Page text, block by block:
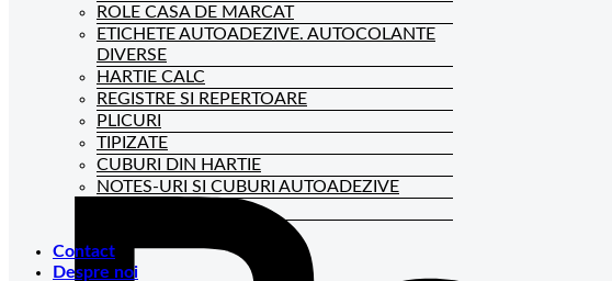
ROLE CASA DE MARCAT
ETICHETE AUTOADEZIVE. AUTOCOLANTE
DIVERSE
HARTIE CALC
REGISTRE SI REPERTOARE
PLICURI
TIPIZATE
CUBURI DIN HARTIE
NOTES-URI SI CUBURI AUTOADEZIVE
Contact
Despre noi